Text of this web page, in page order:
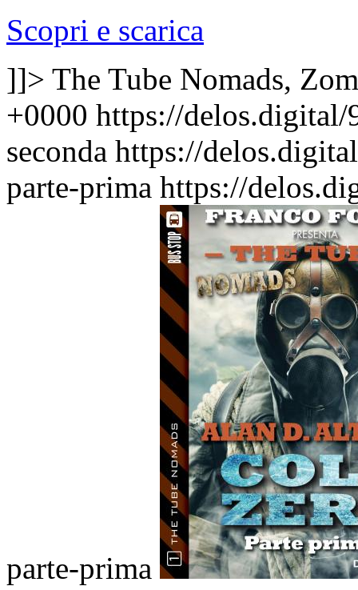
Scopri e scarica
]]> The Tube Nomads,
+0000 https://delos.digital/
seconda https://
parte-prima https://
parte-prima